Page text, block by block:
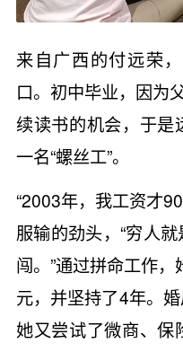
来自广西的付远荣
口。初中毕业，因为
续读书的机会，于是
一名“螺丝工”。
“2003年，我工资才
服输的劲头，“穷人
闯。”通过拼命工作
元，并坚持了4年。
她又尝试了微商、保